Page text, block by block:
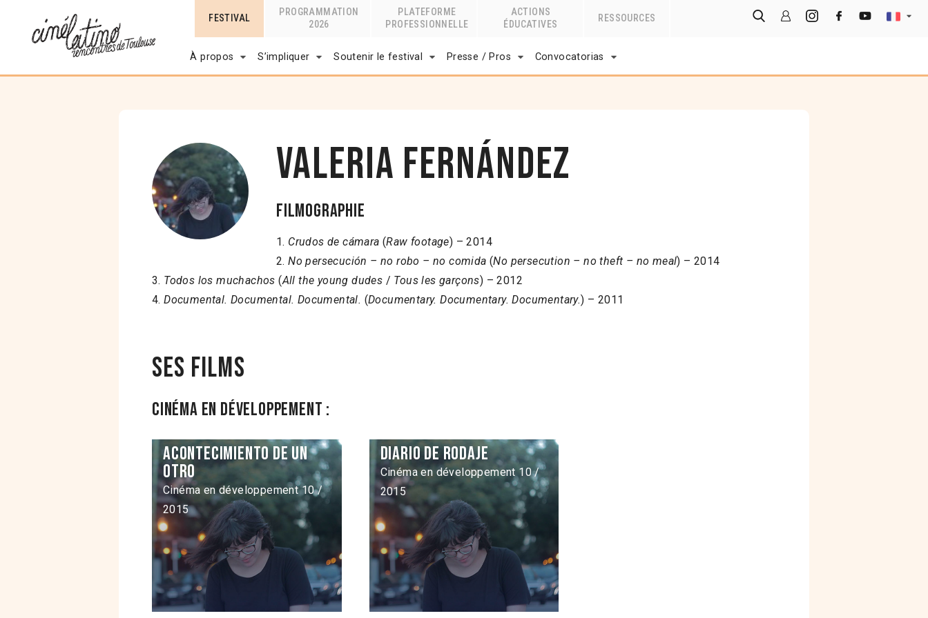
FESTIVAL
PROGRAMMATION
2026
PLATEFORME
PROFESSIONNELLE
ACTIONS
ÉDUCATIVES
RESSOURCES
À propos S’impliquer Soutenir le festival Presse / Pros Convocatorias
Valeria Fernández
Filmographie
1. Crudos de cámara (Raw footage) – 2014
2.No persecución – no robo – no comida(No persecution – no theft – no meal) – 2014
3. Todos los muchachos (All the young dudes / Tous les garçons) – 2012
4.Documental. Documental. Documental. (Documentary. Documentary. Documentary.) – 2011
Ses films
Cinéma en développement :
Acontecimiento de un
otro
Cinéma en développement 10 /
2015
Diario de rodaje
Cinéma en développement 10 /
2015